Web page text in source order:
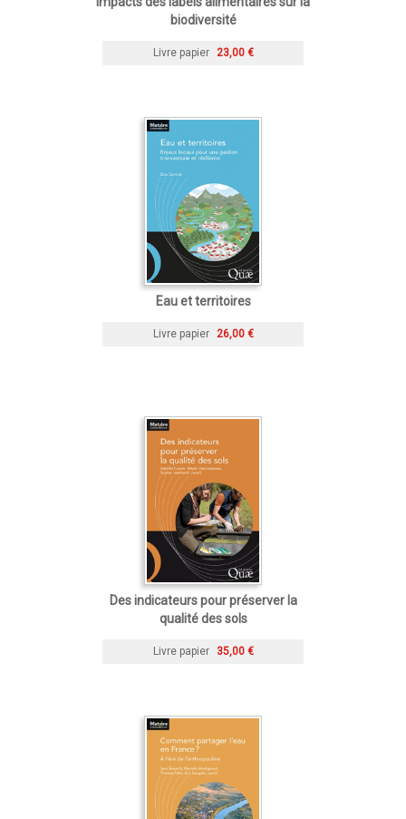
biodiversité
Livre papier 23,00 €
Eau et territoires
Livre papier 26,00 €
Des indicateurs pour préserver la
qualité des sols
Livre papier 35,00 €